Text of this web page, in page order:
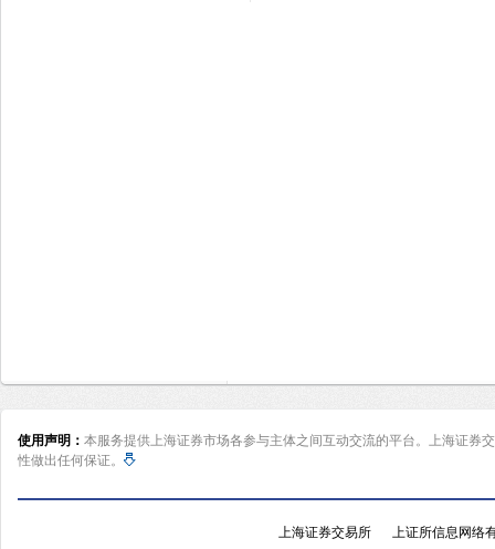
使用声明： 本服务提供上海证券市场各参与主体之间互动交流的平台。上海证券
性做出任何保证。
上海证券交易所 上证所信息网络